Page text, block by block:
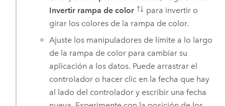
Invertir rampa de color
para invertir o
girar los colores de la rampa de color.
Ajuste los manipuladores de límite a lo largo
de la rampa de color para cambiar su
aplicación a los datos. Puede arrastrar el
controlador o hacer clic en la fecha que hay
al lado del controlador y escribir una fecha